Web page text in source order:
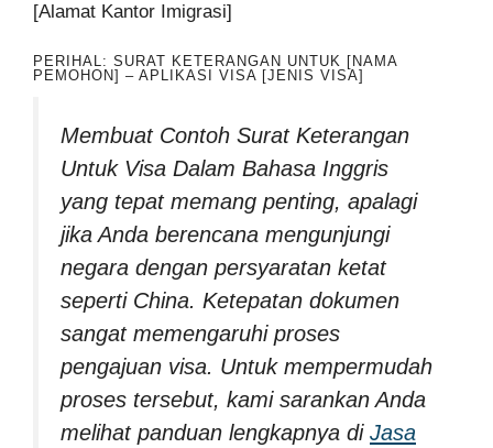
[Alamat Kantor Imigrasi]
PERIHAL: SURAT KETERANGAN UNTUK [NAMA
PEMOHON] – APLIKASI VISA [JENIS VISA]
Membuat Contoh Surat Keterangan
Untuk Visa Dalam Bahasa Inggris
yang tepat memang penting, apalagi
jika Anda berencana mengunjungi
negara dengan persyaratan ketat
seperti China. Ketepatan dokumen
sangat memengaruhi proses
pengajuan visa. Untuk mempermudah
proses tersebut, kami sarankan Anda
melihat panduan lengkapnya di Jasa